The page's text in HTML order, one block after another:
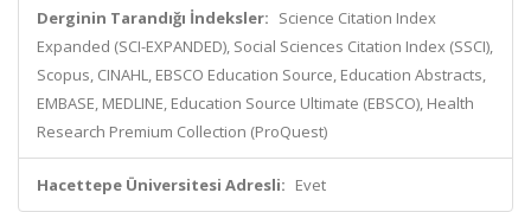
Derginin Tarandığı İndeksler: Science Citation Index
Expanded (SCI-EXPANDED), Social Sciences Citation Index (SSCI),
Scopus, CINAHL, EBSCO Education Source, Education Abstracts,
EMBASE, MEDLINE, Education Source Ultimate (EBSCO), Health
Research Premium Collection (ProQuest)
Hacettepe Üniversitesi Adresli: Evet